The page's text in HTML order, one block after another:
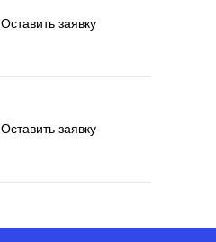
Оставить заявку
Оставить заявку